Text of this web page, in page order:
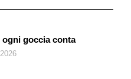
di Barbengo». «Il viaggio del
continueremo a proporlo
a persone di ogni età.
parla attraverso l’arte
progetto collettivo carico di
ogni goccia conta